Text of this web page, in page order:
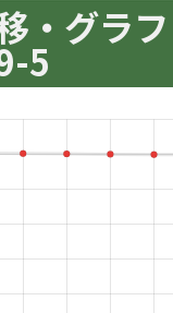
・グラ
5